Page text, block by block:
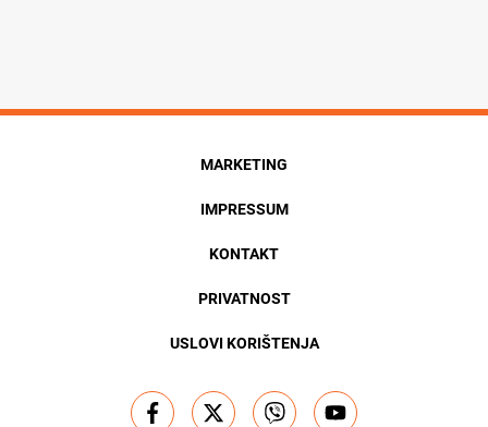
MARKETING
IMPRESSUM
KONTAKT
PRIVATNOST
USLOVI KORIŠTENJA